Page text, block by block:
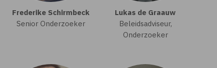
Frederike Schirmbeck
Senior Onderzoeker
Lukas de Graauw
Beleidsadviseur,
Onderzoeker